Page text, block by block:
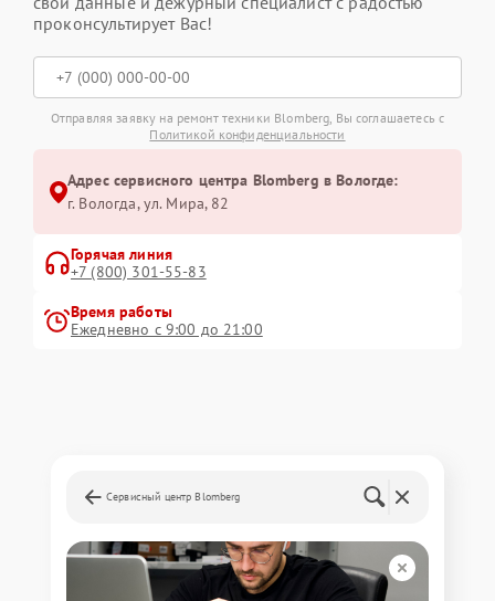
проконсультирует Вас!
Отправляя заявку на ремонт техники Blomberg, Вы соглашаетесь с
Политикой конфиденциальности
Адрес сервисного центра Blomberg в Вологде:
г. Вологда, ул. Мира, 82
Горячая линия
+7 (800) 301-55-83
Время работы
Ежедневно с 9:00 до 21:00
Сервисный центр Blomberg